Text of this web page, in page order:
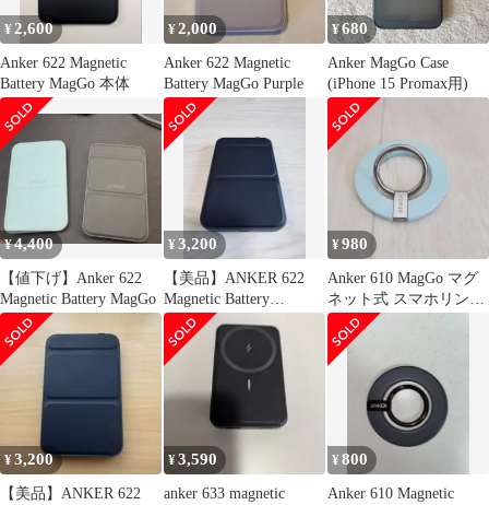
¥ 2,600
Anker 622 Magnetic
Battery MagGo 本体
¥2,000
Anker 622 Magnetic
Battery MagGo Purple
¥680
Anker MagGo Case
(iPhone 15 Promax用)
¥4,400
【値下げ】Anker 622
Magnetic Battery MagGo
¥3,200
【美品】ANKER 622
Magnetic Battery
(MagGo)
¥980
Anker 610 MagGo マグ
ネット式 スマホリング
スタンド 青
¥3,200
【美品】ANKER 622
¥3,590
anker 633 magnetic
¥800
Anker 610 Magnetic